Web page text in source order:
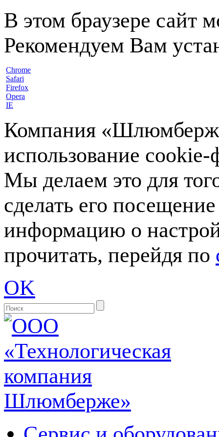
В этом браузере сайт
Рекомендуем Вам
Chrome
Safari
Firefox
Opera
IE
Компания
использование
Мы делаем это для
сделать его
информацию о
прочитать, перейдя по
OK